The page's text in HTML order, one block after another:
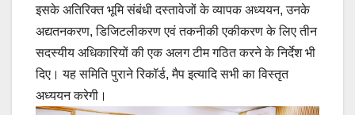
इसके अतिरिक्त भूमि संबंधी दस्तावेजों के व्यापक अध्ययन, उनके
अद्यतनकरण, डिजिटलीकरण एवं तकनीकी एकीकरण के लिए तीन
सदस्यीय अधिकारियों की एक अलग टीम गठित करने के निर्देश भी
दिए। यह समिति पुराने रिकॉर्ड, मैप इत्यादि सभी का विस्तृत
अध्ययन करेगी।